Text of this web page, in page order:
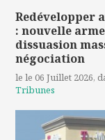
Redévelopper
: nouvelle
dissuasion
négociation
le le 06 Juillet 2026,
Tribunes